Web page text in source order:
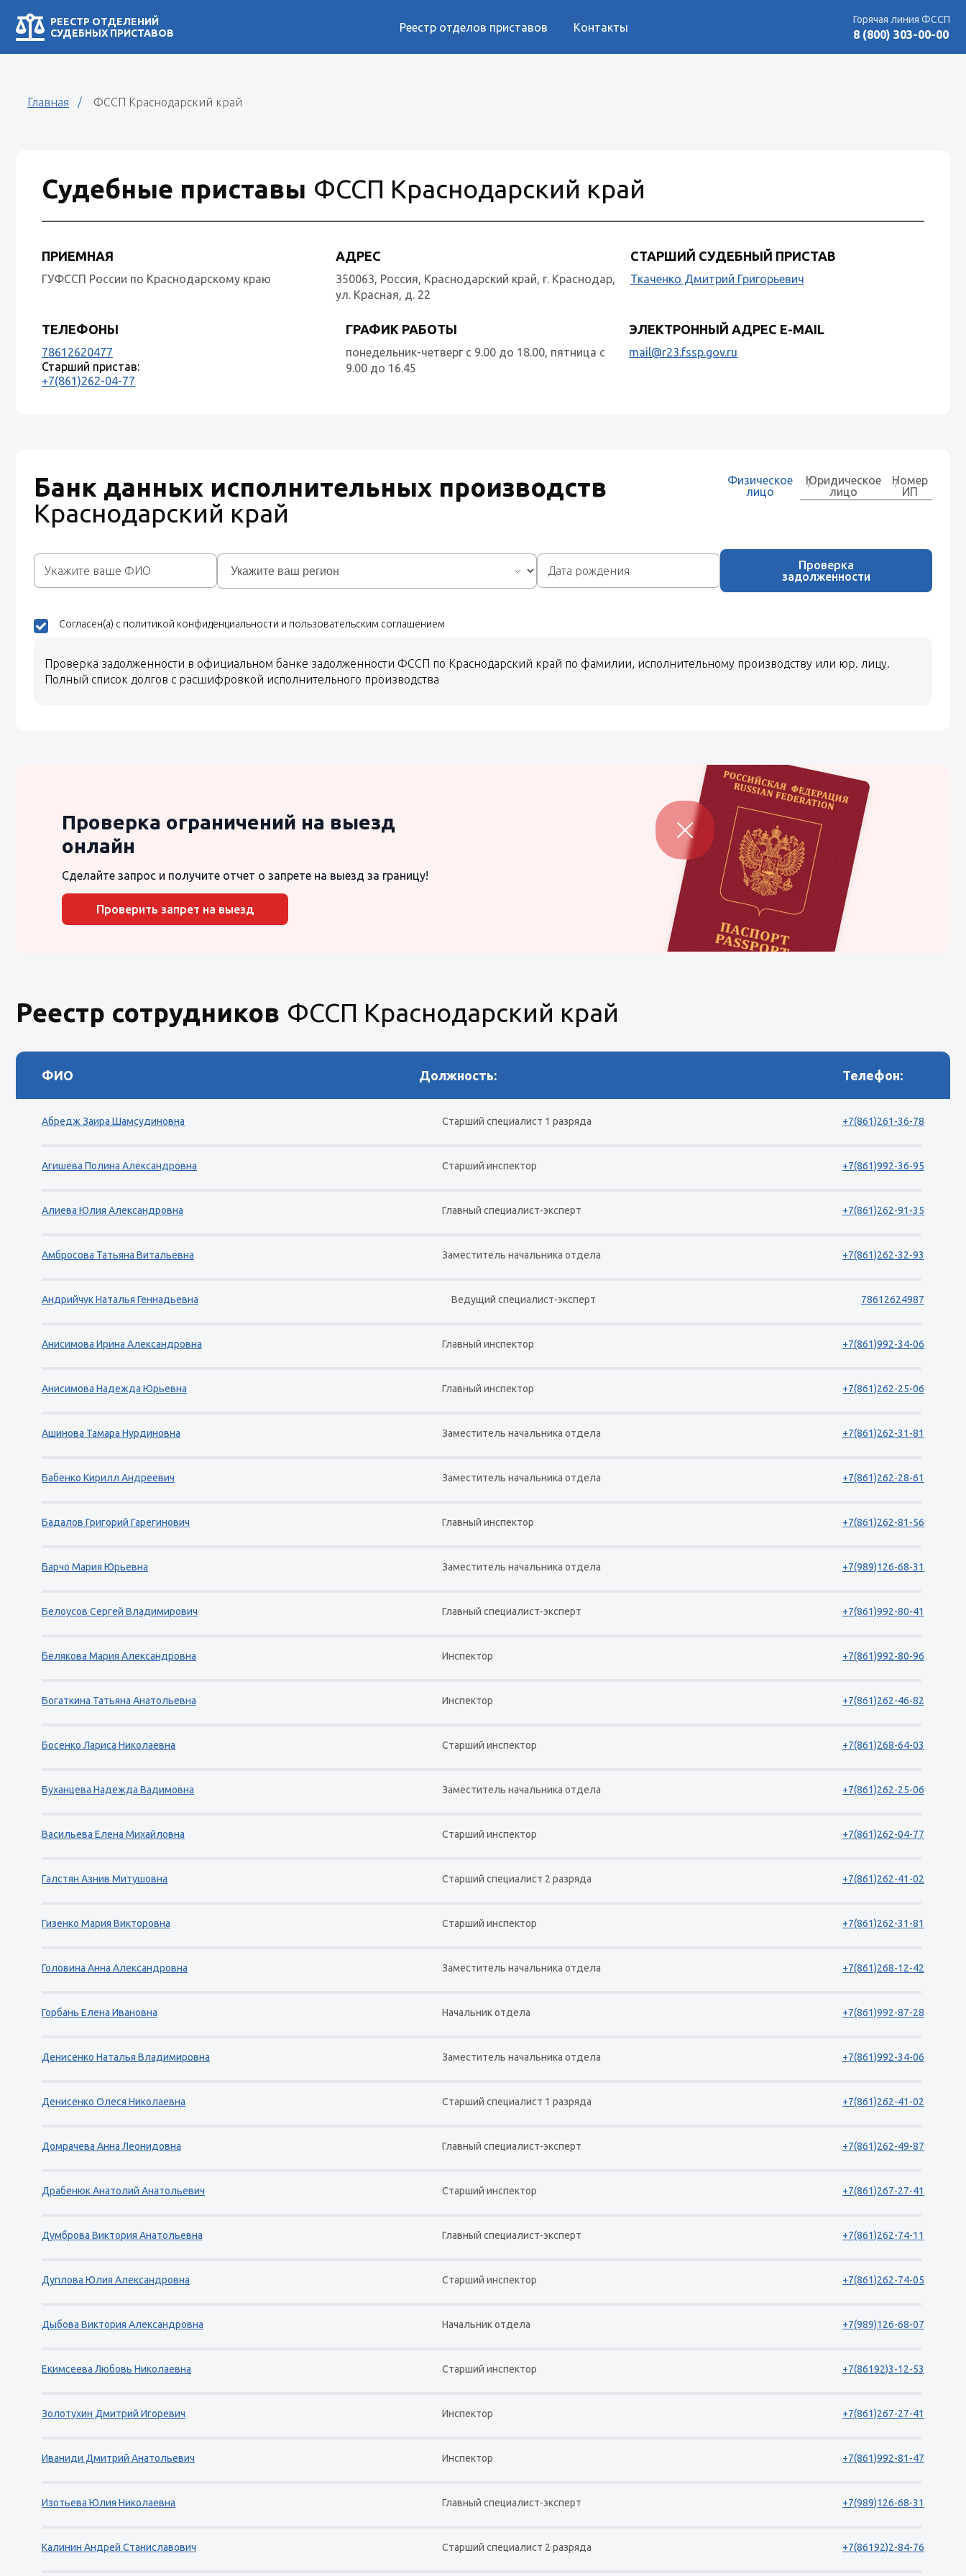
РЕЕСТР ОТДЕЛЕНИЙ
СУДЕБНЫХ ПРИСТАВОВ
Реестр отделов приставов Контакты
Горячая линия ФССП
8 (800) 303-00-00
Главная ФССП Краснодарский край
Судебные приставы ФССП Краснодарский край
ПРИЕМНАЯ
ГУФССП России по Краснодарскому краю
АДРЕС
350063, Россия, Краснодарский край, г. Краснодар,
ул. Красная, д. 22
СТАРШИЙ СУДЕБНЫЙ ПРИСТАВ
Ткаченко Дмитрий Григорьевич
ТЕЛЕФОНЫ
78612620477
Старший пристав:
+7(861)262-04-77
ГРАФИК РАБОТЫ
понедельник-четверг с 9.00 до 18.00, пятница с
9.00 до 16.45
ЭЛЕКТРОННЫЙ АДРЕС E-MAIL
mail@r23.fssp.gov.ru
Банк данных исполнительных производств
Краснодарский край
Физическое
лицо
Юридическое
лицо
Номер
ИП
Проверка
задолженности
Согласен(а) с политикой конфиденциальности и пользовательским соглашением
Проверка задолженности в официальном банке задолженности ФССП по Краснодарский край по фамилии, исполнительному производству или юр. лицу.
Полный список долгов с расшифровкой исполнительного производства
Проверка ограничений на выезд
онлайн
Сделайте запрос и получите отчет о запрете на выезд за границу!
Проверить запрет на выезд
Реестр сотрудников ФССП Краснодарский край
ФИО Должность: Телефон:
Абредж Заира Шамсудиновна Старший специалист 1 разряда +7(861)261-36-78
Агишева Полина Александровна Старший инспектор +7(861)992-36-95
Алиева Юлия Александровна Главный специалист-эксперт +7(861)262-91-35
Амбросова Татьяна Витальевна Заместитель начальника отдела +7(861)262-32-93
Андрийчук Наталья Геннадьевна Ведущий специалист-эксперт 78612624987
Анисимова Ирина Александровна Главный инспектор +7(861)992-34-06
Анисимова Надежда Юрьевна Главный инспектор +7(861)262-25-06
Ашинова Тамара Нурдиновна Заместитель начальника отдела +7(861)262-31-81
Бабенко Кирилл Андреевич Заместитель начальника отдела +7(861)262-28-61
Бадалов Григорий Гарегинович Главный инспектор +7(861)262-81-56
Барчо Мария Юрьевна Заместитель начальника отдела +7(989)126-68-31
Белоусов Сергей Владимирович Главный специалист-эксперт +7(861)992-80-41
Белякова Мария Александровна Инспектор +7(861)992-80-96
Богаткина Татьяна Анатольевна Инспектор +7(861)262-46-82
Босенко Лариса Николаевна Старший инспектор +7(861)268-64-03
Буханцева Надежда Вадимовна Заместитель начальника отдела +7(861)262-25-06
Васильева Елена Михайловна Старший инспектор +7(861)262-04-77
Галстян Азнив Митушовна Старший специалист 2 разряда +7(861)262-41-02
Гизенко Мария Викторовна Старший инспектор +7(861)262-31-81
Головина Анна Александровна Заместитель начальника отдела +7(861)268-12-42
Горбань Елена Ивановна Начальник отдела +7(861)992-87-28
Денисенко Наталья Владимировна Заместитель начальника отдела +7(861)992-34-06
Денисенко Олеся Николаевна Старший специалист 1 разряда +7(861)262-41-02
Домрачева Анна Леонидовна Главный специалист-эксперт +7(861)262-49-87
Драбенюк Анатолий Анатольевич Старший инспектор +7(861)267-27-41
Думброва Виктория Анатольевна Главный специалист-эксперт +7(861)262-74-11
Дуплова Юлия Александровна Старший инспектор +7(861)262-74-05
Дыбова Виктория Александровна Начальник отдела +7(989)126-68-07
Екимсеева Любовь Николаевна Старший инспектор +7(86192)3-12-53
Золотухин Дмитрий Игоревич Инспектор +7(861)267-27-41
Иваниди Дмитрий Анатольевич Инспектор +7(861)992-81-47
Изотьева Юлия Николаевна Главный специалист-эксперт +7(989)126-68-31
Калинин Андрей Станиславович Старший специалист 2 разряда +7(86192)2-84-76